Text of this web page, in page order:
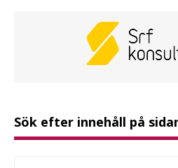
Sök efter innehåll på